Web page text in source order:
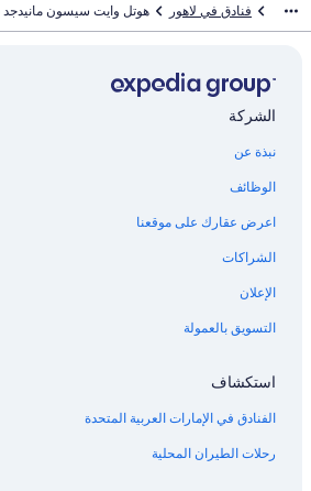
فنادق في لاهور هوتل وايت سيسون مانيدجد
الشركة
نبذة عن
الوظائف
اعرض عقارك على موقعنا
الشراكات
الإعلان
التسويق بالعمولة
استكشاف
الفنادق في الإمارات العربية المتحدة
رحلات الطيران المحلية